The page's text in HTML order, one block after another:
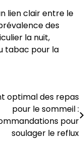
lien clair entre le
des
la nuit,
tabac pour la
optimal des repas
pour le sommeil :
pour
soulager le reflux